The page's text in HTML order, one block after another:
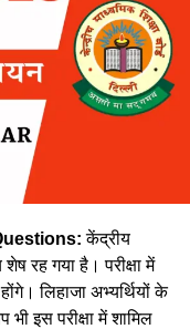
Itanagar
गुवाहाटी
सिलचर
Begusarai
भागलपुर
Bhojpur (Ara)
Darbhanga
ददाति ।
महत्वपूर्णाः सन्ति ।
केंद्रीय
रह गया है। परीक्षा में
लिहाजा अभ्यर्थियों के
इस परीक्षा में शामिल